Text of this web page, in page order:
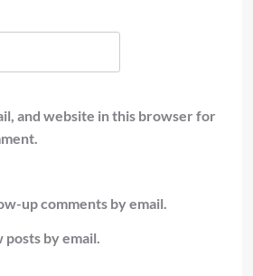
and website in this browser for
up comments by email.
by email.